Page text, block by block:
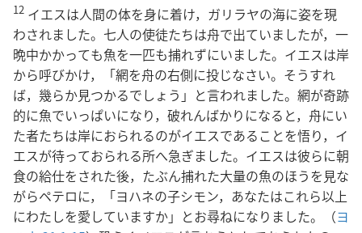
12 イエスは人間の体を身に着け，ガリラヤの海に姿を現
わされました。七人の使徒たちは舟で出ていましたが，一
晩中かかっても魚を一匹も捕れずにいました。イエスは岸
から呼びかけ，「網を舟の右側に投じなさい。そうすれ
ば，幾らか見つかるでしょう」と言われました。網が奇跡
的に魚でいっぱいになり，破れんばかりになると，舟にい
た者たちは岸におられるのがイエスであることを悟り，イ
エスが待っておられる所へ急ぎました。イエスは彼らに朝
食の給仕をされた後，たぶん捕れた大量の魚のほうを見な
がらペテロに，「ヨハネの子シモン，あなたはこれら以上
にわたしを愛していますか」とお尋ねになりました。（ヨ